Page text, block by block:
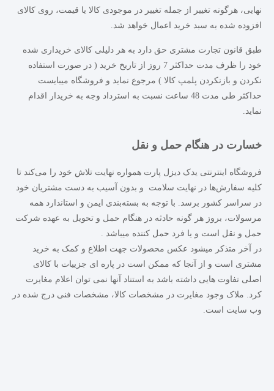
نهایی، هرگونه تغییر از جمله تغییر در موجودی کالا یا قیمت، روی کالای
افزوده شده به سبد خرید اعمال خواهد شد.
طبق قانون تجارت مشتری حق دارد به هر دلیلی کالای خریداری شده
خود را ظرف مدت حداکثر 7 روز از تاریخ خرید ( در صورت استفاده
نکردن و بازنکردن پلمپ کالا ) مرجوع نماید و فروشگاه میبایست
حداکثر طی مدت 48 ساعت نسبت به استرداد وجه به خریدار اقدام
نماید.
خسارت در هنگام حمل و نقل
فروشگاه اینترنتی یدک دیزل پارت همواره نهایت تلاش خود را می‏‌کند تا
کلیه سفارش‏‌ها در نهایت سلامت و بدون آسیب به دست مشتریان خود
در سراسر کشور برسد. با توجه به بسته‌بندی ایمن و استاندارد همه
مرسولات، بروز هر گونه حادثه در هنگام حمل و تحویل به عهده شرکت
حمل و نقل است و یا فرد حمل کننده میباشد .
در آخر متذکر میشود عکس محصولات جهت اطلاع و کمک به خرید
مشتری است و از آنجا که ممکن است در پاره ای جزییات با کالای
اصلی تفاوت هایی داشته باشد به استناد آنها نمی توان اعلام مغایرت
کرد. ملاک وجود مغایرت در مشخصات کالا، مشخصات فنی درج شده در
وب سایت است.